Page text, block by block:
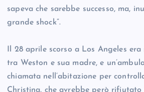
sapeva che sarebbe successo, ma,
grande shock”.
Il 28 aprile scorso a Los Angeles
tra Weston e sua madre, e
chiamata nell’abitazione per
Christina, che avrebbe però